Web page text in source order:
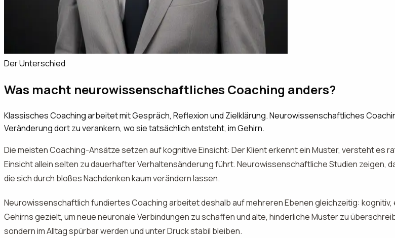
Der Unterschied
Was macht neurowissenschaftliches Coaching anders?
Klassisches Coaching arbeitet mit Gespräch, Reflexion und Zielklärung. Neurowissenschaftliches
Veränderung dort zu verankern, wo sie tatsächlich entsteht, im Gehirn.
Die meisten Coaching-Ansätze setzen auf kognitive Einsicht: Der Klient erkennt ein Muster, versteht es
Einsicht allein selten zu dauerhafter Verhaltensänderung führt. Neurowissenschaftliche Studien
die sich durch bloßes Nachdenken kaum verändern lassen.
Neurowissenschaftlich fundiertes Coaching arbeitet deshalb auf mehreren Ebenen gleichzeitig:
Gehirns gezielt, um neue neuronale Verbindungen zu schaffen und alte, hinderliche Muster zu
sondern im Alltag spürbar werden und unter Druck stabil bleiben.